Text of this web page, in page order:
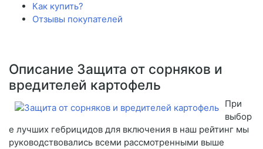
Как купить?
Отзывы покупателей
Описание Защита от сорняков и
вредителей картофель
При
выбор
е лучших гебрицидов для включения в наш рейтинг мы
руководствовались всеми рассмотренными выше